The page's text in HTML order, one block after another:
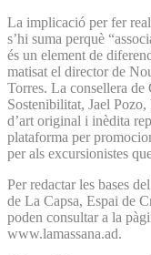
La implicació per fer
s’hi suma perquè
és un element de
matisat el director de
Torres. La consellera
Sostenibilitat, Jael Pozo,
d’art original i inèdita
plataforma per
per als excursionistes
Per redactar les bases
de La Capsa, Espai de
poden consultar a la
www.lamassana.ad.